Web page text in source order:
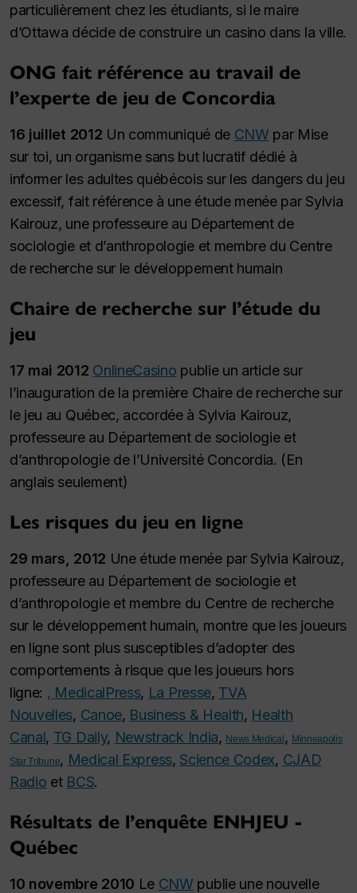
particulièrement chez les étudiants, si le maire
d’Ottawa décide de construire un casino dans la ville.
ONG fait référence au travail de
l’experte de jeu de Concordia
16 juillet 2012 Un communiqué de CNW par Mise
sur toi, un organisme sans but lucratif dédié à
informer les adultes québécois sur les dangers du jeu
excessif, fait référence à une étude menée par Sylvia
Kairouz, une professeure au Département de
sociologie et d’anthropologie et membre du Centre
de recherche sur le développement humain
Chaire de recherche sur l’étude du
jeu
17 mai 2012 OnlineCasino publie un article sur
l’inauguration de la première Chaire de recherche sur
le jeu au Québec, accordée à Sylvia Kairouz,
professeure au Département de sociologie et
d’anthropologie de l’Université Concordia. (En
anglais seulement)
Les risques du jeu en ligne
29 mars, 2012 Une étude menée par Sylvia Kairouz,
professeure au Département de sociologie et
d’anthropologie et membre du Centre de recherche
sur le développement humain, montre que les joueurs
en ligne sont plus susceptibles d’adopter des
comportements à risque que les joueurs hors
ligne: , MedicalPress, La Presse, TVA
Nouvelles, Canoe, Business & Health, Health
Canal, TG Daily, Newstrack India, News Medical , Minneapolis
Star Tribune, Medical Express, Science Codex, CJAD
Radio et BCS.
Résultats de l’enquête ENHJEU -
Québec
10 novembre 2010 Le CNW publie une nouvelle